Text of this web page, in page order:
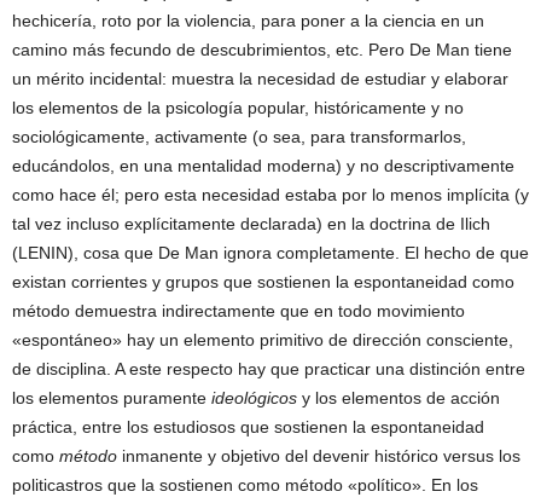
hechicería, roto por la violencia, para poner a la ciencia en un
camino más fecundo de descubrimientos, etc. Pero De Man tiene
un mérito incidental: muestra la necesidad de estudiar y elaborar
los elementos de la psicología popular, históricamente y no
sociológicamente, activamente (o sea, para transformarlos,
educándolos, en una mentalidad moderna) y no descriptivamente
como hace él; pero esta necesidad estaba por lo menos implícita (y
tal vez incluso explícitamente declarada) en la doctrina de Ilich
(LENIN), cosa que De Man ignora completamente. El hecho de que
existan corrientes y grupos que sostienen la espontaneidad como
método demuestra indirectamente que en todo movimiento
«espontáneo» hay un elemento primitivo de dirección consciente,
de disciplina. A este respecto hay que practicar una distinción entre
los elementos puramente ideológicos y los elementos de acción
práctica, entre los estudiosos que sostienen la espontaneidad
como método inmanente y objetivo del devenir histórico versus los
politicastros que la sostienen como método «político». En los